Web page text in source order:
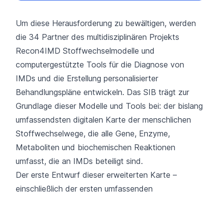
Um diese Herausforderung zu bewältigen, werden
die 34 Partner des multidisziplinären Projekts
Recon4IMD Stoffwechselmodelle und
computergestützte Tools für die Diagnose von
IMDs und die Erstellung personalisierter
Behandlungspläne entwickeln. Das SIB trägt zur
Grundlage dieser Modelle und Tools bei: der bislang
umfassendsten digitalen Karte der menschlichen
Stoffwechselwege, die alle Gene, Enzyme,
Metaboliten und biochemischen Reaktionen
umfasst, die an IMDs beteiligt sind.
Der erste Entwurf dieser erweiterten Karte –
einschließlich der ersten umfassenden